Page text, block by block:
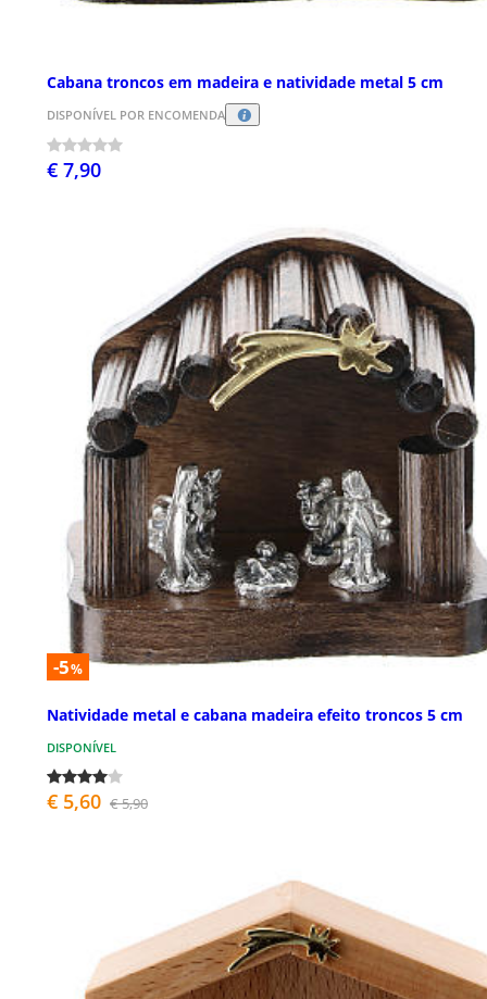
Cabana troncos em madeira e natividade metal 5 cm
DISPONÍVEL POR ENCOMENDA
€ 7,90
-5%
Natividade metal e cabana madeira efeito troncos 5 cm
DISPONÍVEL
€ 5,60 € 5,90